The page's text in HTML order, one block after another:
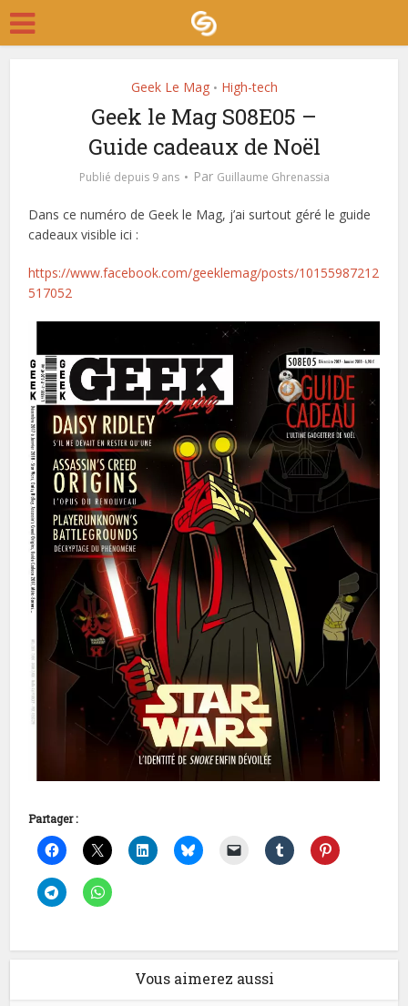
Geek Le Mag • High-tech
Geek le Mag S08E05 –
Guide cadeaux de Noël
Publié depuis 9 ans Par Guillaume Ghrenassia
Dans ce numéro de Geek le Mag, j’ai surtout géré le guide
cadeaux visible ici :
https://www.facebook.com/geeklemag/posts/10155987212
517052
Partager :
Vous aimerez aussi